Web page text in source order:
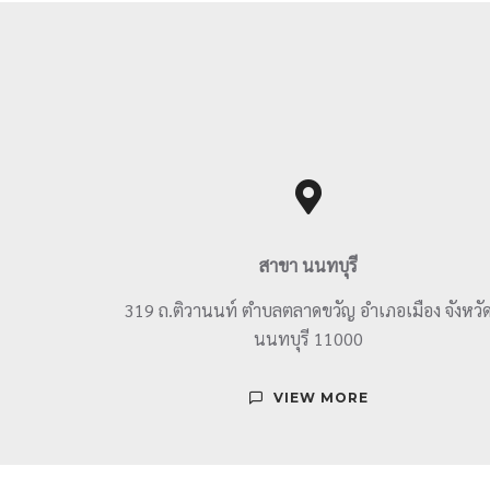
สาขา นนทบุรี
319 ถ.ติวานนท์ ตำบลตลาดขวัญ อำเภอเมือง จังหวั
นนทบุรี 11000
VIEW MORE